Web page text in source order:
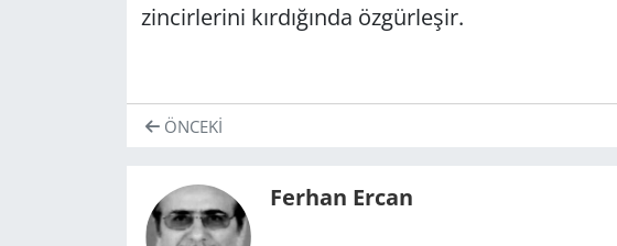
zincirlerini kırdığında özgürleşir.
ÖNCEKI
Ferhan Ercan